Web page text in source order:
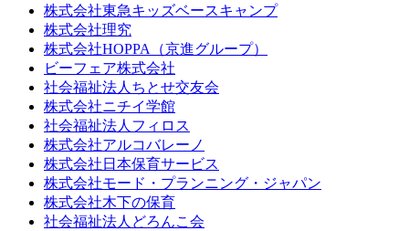
株式会社東急キッズベースキャンプ
株式会社理究
株式会社HOPPA（京進グループ）
ビーフェア株式会社
社会福祉法人ちとせ交友会
株式会社ニチイ学館
社会福祉法人フィロス
株式会社アルコバレーノ
株式会社日本保育サービス
株式会社モード・プランニング・ジャパン
株式会社木下の保育
社会福祉法人どろんこ会